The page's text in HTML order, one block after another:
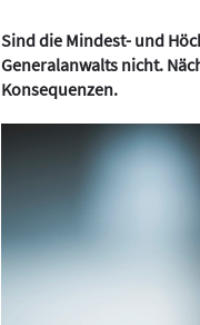
Sind die Mindest- und
Generalanwalts nicht.
Konsequenzen.